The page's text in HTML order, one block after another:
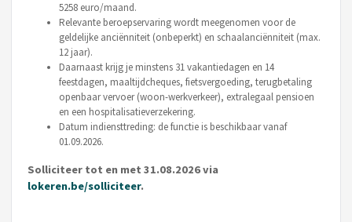
5258 euro/maand.
Relevante beroepservaring wordt meegenomen voor de
geldelijke anciënniteit (onbeperkt) en schaalanciënniteit (max.
12 jaar).
Daarnaast krijg je minstens 31 vakantiedagen en 14
feestdagen, maaltijdcheques, fietsvergoeding, terugbetaling
openbaar vervoer (woon-werkverkeer), extralegaal pensioen
en een hospitalisatieverzekering.
Datum indiensttreding: de functie is beschikbaar vanaf
01.09.2026.
Solliciteer tot en met 31.08.2026 via
lokeren.be/solliciteer.